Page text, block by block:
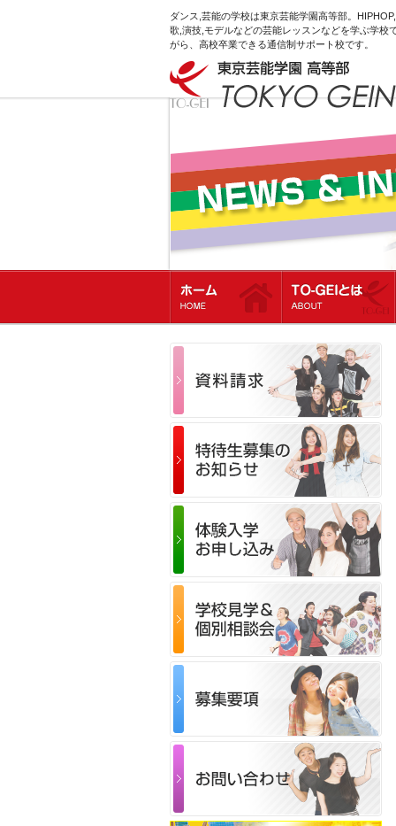
ダンス,芸能の学校は東京芸能学園高等部。
歌,演技,モデルなどの芸能レッスンなどを学ぶ学校
がら、高校卒業できる通信制サポート校です。